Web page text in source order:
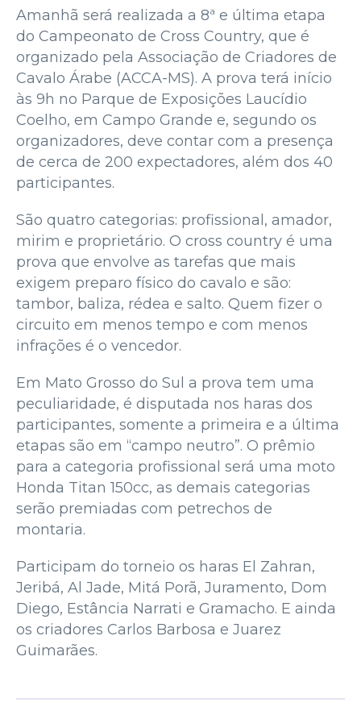
Amanhã será realizada a 8ª e última etapa
do Campeonato de Cross Country, que é
organizado pela Associação de Criadores de
Cavalo Árabe (ACCA-MS). A prova terá início
às 9h no Parque de Exposições Laucídio
Coelho, em Campo Grande e, segundo os
organizadores, deve contar com a presença
de cerca de 200 expectadores, além dos 40
participantes.
São quatro categorias: profissional, amador,
mirim e proprietário. O cross country é uma
prova que envolve as tarefas que mais
exigem preparo físico do cavalo e são:
tambor, baliza, rédea e salto. Quem fizer o
circuito em menos tempo e com menos
infrações é o vencedor.
Em Mato Grosso do Sul a prova tem uma
peculiaridade, é disputada nos haras dos
participantes, somente a primeira e a última
etapas são em “campo neutro”. O prêmio
para a categoria profissional será uma moto
Honda Titan 150cc, as demais categorias
serão premiadas com petrechos de
montaria.
Participam do torneio os haras El Zahran,
Jeribá, Al Jade, Mitá Porã, Juramento, Dom
Diego, Estância Narrati e Gramacho. E ainda
os criadores Carlos Barbosa e Juarez
Guimarães.